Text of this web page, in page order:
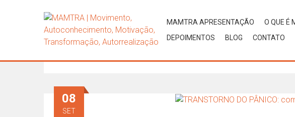
MAMTRA APRESENTAÇÃO O QUE É
DEPOIMENTOS
BLOG CONTATO
Tag:pânico
08
SET